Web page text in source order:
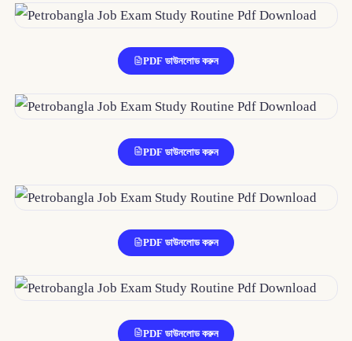
PDF ডাউনলোড করুন
PDF ডাউনলোড করুন
PDF ডাউনলোড করুন
PDF ডাউনলোড করুন